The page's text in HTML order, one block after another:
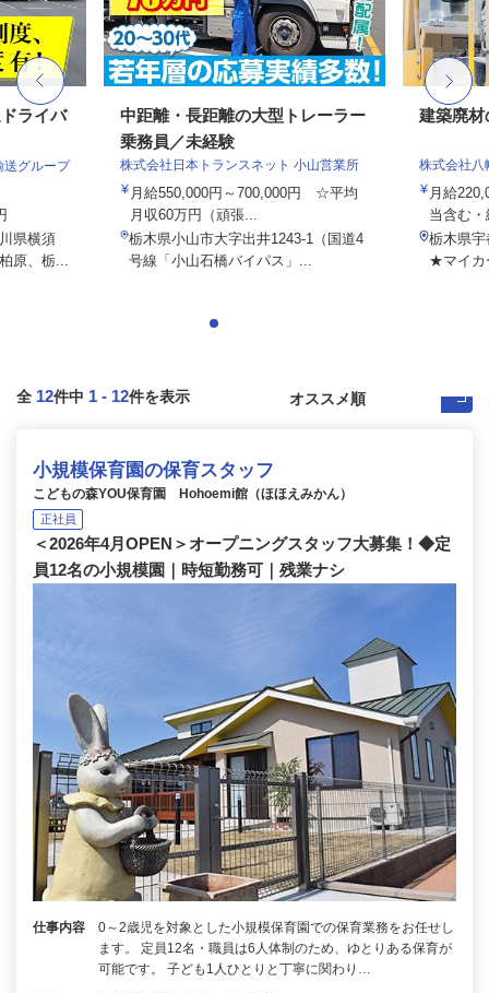
ライバ
送グループ
県横須
原、栃...
中距離・長距離の大型トレーラー
乗務員／未経験
株式会社日本トランスネット 小山営業所
月給550,000円～700,000円 ☆平均
月収60万円（頑張...
栃木県小山市大字出井1243-1（国道4
号線「小山石橋バイパス」...
建築廃材
株式会社八
月給
当含む
栃木県
★マイカ
全 12件中 1 - 12件を表示
小規模保育園の保育スタッフ
こどもの森YOU保育園 Hohoemi館（ほほえみかん）
正社員
＜2026年4月OPEN＞オープニングスタッフ大募集！◆定
員12名の小規模園｜時短勤務可｜残業ナシ
仕事内容
0～2歳児を対象とした小規模保育園での保育業務をお任せし
ます。 定員12名・職員は6人体制のため、ゆとりある保育が
可能です。 子ども1人ひとりと丁寧に関わり…